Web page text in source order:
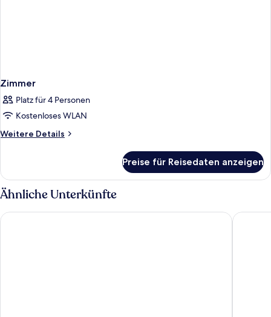
Zimmer
Platz für 4 Personen
Kostenloses WLAN
Weitere Details
Weitere
Preise für Reisedaten anzeigen
Ähnliche Unterkünfte
Hyatt Place Tampa Downtown